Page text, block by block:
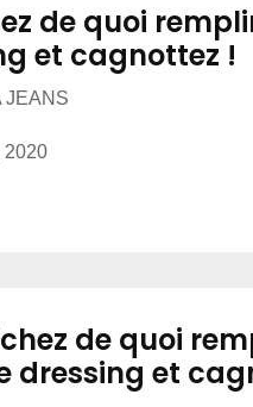
de quoi
et cagnottez !
JEANS
2020
de quoi
dressing et